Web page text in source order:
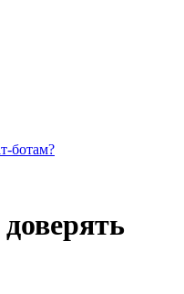
ботам?